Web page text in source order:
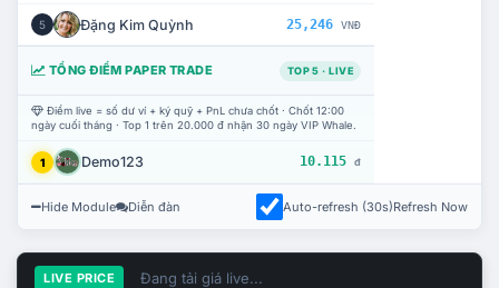
5 Đặng Kim Quỳnh 25,246 VNĐ
TỔNG ĐIỂM PAPER TRADE TOP 5 · LIVE
Điểm live = số dư ví + ký quỹ + PnL chưa chốt · Chốt 12:00
ngày cuối tháng · Top 1 trên 20.000 đ nhận 30 ngày VIP Whale.
1 Demo123 10.115 đ
Hide Module Diễn đàn Auto-refresh (30s)Refresh Now
LIVE PRICE Đang tải giá live...